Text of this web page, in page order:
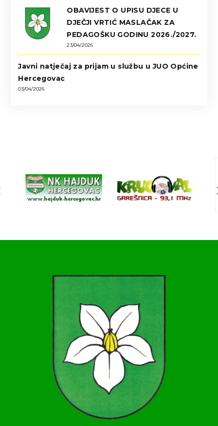
OBAVIJEST O UPISU DJECE U
DJEČJI VRTIĆ MASLAČAK ZA
PEDAGOŠKU GODINU 2026./2027.
23/04/2026
Javni natječaj za prijam u službu u JUO Općine
Hercegovac
03/04/2026